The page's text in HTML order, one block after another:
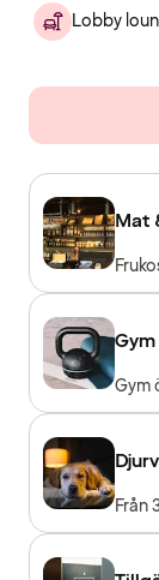
Lobby
Mat
Gym
Gym
Från